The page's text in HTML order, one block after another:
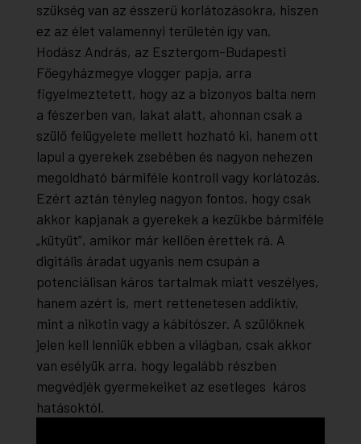
szükség van az ésszerű korlátozásokra, hiszen
ez az élet valamennyi területén így van.
Hodász András, az Esztergom-Budapesti
Főegyházmegye vlogger papja, arra
figyelmeztetett, hogy az a bizonyos balta nem
a fészerben van, lakat alatt, ahonnan csak a
szülő felügyelete mellett hozható ki, hanem ott
lapul a gyerekek zsebében és nagyon nehezen
megoldható bármiféle kontroll vagy korlátozás.
Ezért aztán tényleg nagyon fontos, hogy csak
akkor kapjanak a gyerekek a kezükbe bármiféle
„kütyüt”, amikor már kellően érettek rá. A
digitális áradat ugyanis nem csupán a
potenciálisan káros tartalmak miatt veszélyes,
hanem azért is, mert rettenetesen addiktív,
mint a nikotin vagy a kábítószer. A szülőknek
jelen kell lenniük ebben a világban, csak akkor
van esélyük arra, hogy legalább részben
megvédjék gyermekeiket az esetleges káros
hatásoktól.